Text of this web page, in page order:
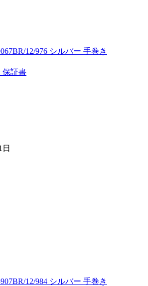
12/976 シルバー 手巻き
保証書
12/984 シルバー 手巻き